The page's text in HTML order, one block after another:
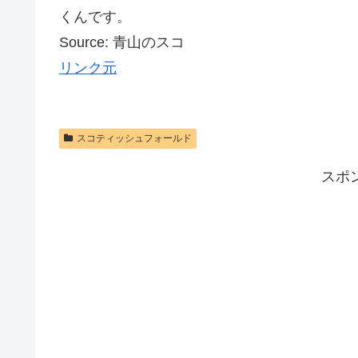
くんです。
Source: 青山のスコ
リンク元
スコティッシュフォールド
スポ